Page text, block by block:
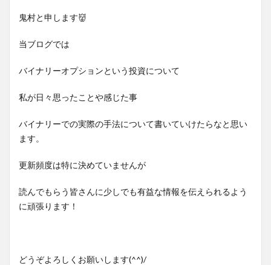
鬼村と申します👹
当ブログでは
バイナリーオプションという投資について
私が日々思ったことや感じた事
バイナリーでの実際の手法について書いていけたらなと思い
ます。
更新頻度は特に決めていませんが
読んでもらう皆さんに少しでも有益な情報を伝えられるよう
に頑張ります！
どうぞよろしくお願いします(^^)/